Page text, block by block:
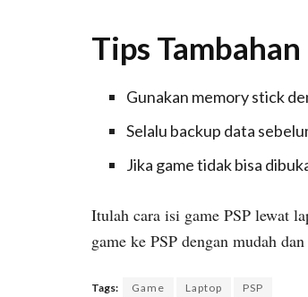
Tips Tambahan
Gunakan memory stick
Selalu backup data
Jika game tidak bisa
Itulah cara isi game PSP lewat
game ke PSP dengan mudah
Tags: Game Laptop PSP